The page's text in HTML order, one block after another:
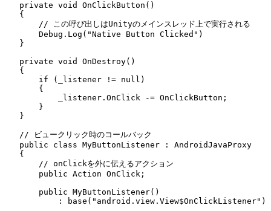
    private
void OnClickButton ()
    {
        // この呼び出しはUnityのメインスレッド上で実行される
        Debug
. Log ( "Native Button Clicked " )
    }
    private
void OnDestroy()
    {
        if
(_listener != null )
        {
            _listener
. OnClick -= OnClickButton;
        }
    }
    // ビュークリック時のコールバック
    public
class MyButtonListener :
AndroidJavaProxy
    {
        // onClickを外に伝えるアクション
        public
Action OnClick;
        public
MyButtonListener()
            :
base ( " android.view.View$OnClickListener" )